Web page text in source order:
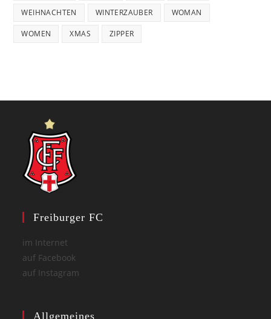
WEIHNACHTEN WINTERZAUBER WOMAN
WOMEN XMAS ZIPPER
Freiburger FC
im Internet
auf Facebook
auf Instagram
Allgemeines